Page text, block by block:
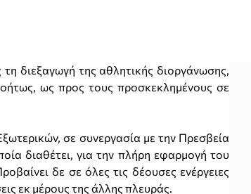
διεξαγωγή της αθλητικής διοργάνωσης,
ως προς τους προσκεκλημένους σε
σε συνεργασία με την Πρεσβεία
διαθέτει, για την πλήρη εφαρμογή του
δε σε όλες τις δέουσες ενέργειες
εκ μέρους της άλλης πλευράς.